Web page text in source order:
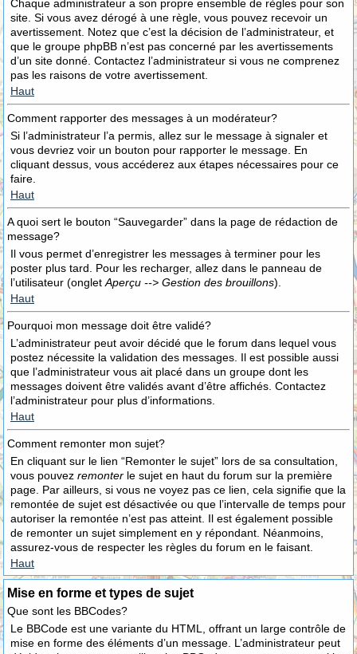
Chaque administrateur a son propre ensemble de règles pour son
site. Si vous avez dérogé à une règle, vous pouvez recevoir un
avertissement. Notez que c’est la décision de l’administrateur, et
que le groupe phpBB n’est pas concerné par les avertissements
d’un site donné. Contactez l’administrateur si vous ne comprenez
pas les raisons de votre avertissement.
Haut
Comment rapporter des messages à un modérateur?
Si l’administrateur l’a permis, allez sur le message à signaler et
vous devriez voir un bouton pour rapporter le message. En
cliquant dessus, vous accéderez aux étapes nécessaires pour ce
faire.
Haut
A quoi sert le bouton “Sauvegarder” dans la page de rédaction de
message?
Il vous permet d’enregistrer les messages à terminer pour les
poster plus tard. Pour les recharger, allez dans le panneau de
l’utilisateur (onglet Aperçu --> Gestion des brouillons).
Haut
Pourquoi mon message doit être validé?
L’administrateur peut avoir décidé que le forum dans lequel vous
postez nécessite la validation des messages. Il est possible aussi
que l’administrateur vous ait placé dans un groupe dont les
messages doivent être validés avant d’être affichés. Contactez
l’administrateur pour plus d’informations.
Haut
Comment remonter mon sujet?
En cliquant sur le lien “Remonter le sujet” lors de sa consultation,
vous pouvez remonter le sujet en haut du forum sur la première
page. Par ailleurs, si vous ne voyez pas ce lien, cela signifie que la
remontée de sujet est désactivée ou que l’intervalle de temps pour
autoriser la remontée n’est pas atteint. Il est également possible
de remonter un sujet simplement en y répondant. Néanmoins,
assurez-vous de respecter les règles du forum en le faisant.
Haut
Mise en forme et types de sujet
Que sont les BBCodes?
Le BBCode est une variante du HTML, offrant un large contrôle de
mise en forme des éléments d’un message. L’administrateur peut